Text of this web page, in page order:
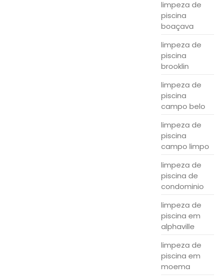
limpeza de
piscina
boaçava
limpeza de
piscina
brooklin
limpeza de
piscina
campo belo
limpeza de
piscina
campo limpo
limpeza de
piscina de
condominio
limpeza de
piscina em
alphaville
limpeza de
piscina em
moema